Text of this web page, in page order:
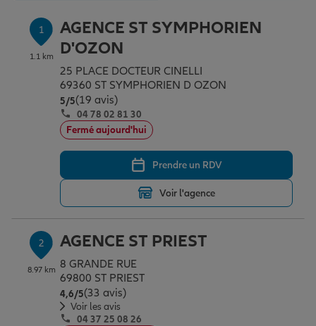
Assurance animal de compagnie
Protection juridique
Plan épargne retraite
Assurance vie
Placements financiers
Investissements immobiliers
Transmission
Vos projets
Partir en vacances
Déménager
Changer de voiture
Départ à la retraite
Préparer l’avenir
Conseil assurance
Outre-mer
Assurance auto
Assurance habitation
Le Pack Famille
Professionnels
Allianz en France
1
1.1 km
AGENCE ST SYMPHORIEN
D'OZON
25 PLACE DOCTEUR CINELLI
69360 ST SYMPHORIEN D OZON
5/5Note de 5 sur 5
(19 avis)
04 78 02 81 30
Fermé aujourd'hui
Prendre un RDV
Voir l'agence
2
8.97 km
AGENCE ST PRIEST
8 GRANDE RUE
69800 ST PRIEST
4,6/5Note de 4.6 sur 5
(33 avis)
Voir les avis
04 37 25 08 26